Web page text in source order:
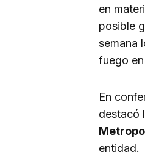
en
posible
semana
fuego
En
destacó
entidad.